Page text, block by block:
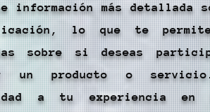
información más detallada
lo que te permite
sobre si deseas
un producto o
a tu experiencia en